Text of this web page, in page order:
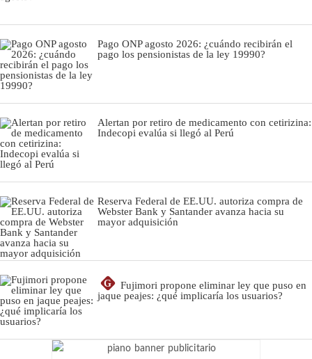
Pago ONP agosto 2026: ¿cuándo recibirán el
pago los pensionistas de la ley 19990?
Alertan por retiro de medicamento con cetirizina:
Indecopi evalúa si llegó al Perú
Reserva Federal de EE.UU. autoriza compra de
Webster Bank y Santander avanza hacia su
mayor adquisición
G
Fujimori propone eliminar ley que puso en
jaque peajes: ¿qué implicaría los usuarios?